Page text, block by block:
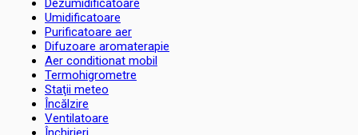
Umidificatoare
Purificatoare aer
Difuzoare aromaterapie
Aer conditionat mobil
Termohigrometre
Staţii meteo
Încălzire
Ventilatoare